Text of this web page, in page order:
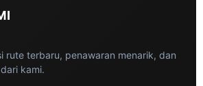
rute terbaru, penawaran menarik, dan
kami.